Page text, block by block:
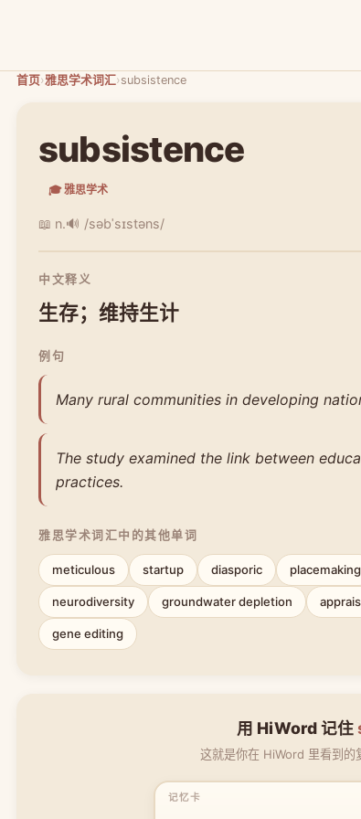
首页›雅思学术词汇›subsistence
subsistence
🎓 雅思学术
📖 n.🔊 /səbˈsɪstəns/
中文释义
生存；维持生计
例句
Many rural communities in developing
The study examined the link between
practices.
雅思学术词汇中的其他单词
meticulous startup diasporic placemaking
neurodiversity groundwater depletion
gene editing
用 HiWord 记住
这就是你在 HiWord 里看到